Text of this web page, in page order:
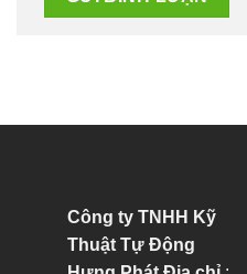
Công ty TNHH Kỹ
Thuật Tự Động